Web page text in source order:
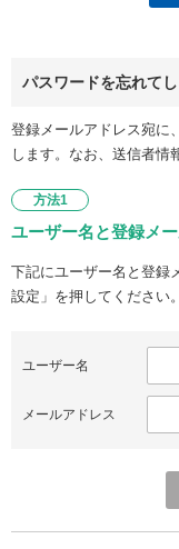
パスワードを忘れて
登録メールアドレス宛に
します。なお、送信者情
方法1
ユーザー名と登録メ
下記にユーザー名と登録
設定」を押してください。
ユーザー名
メールアドレス